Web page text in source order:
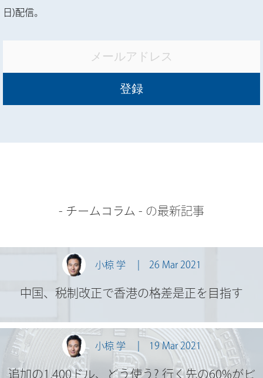
日)配信。
- チームコラム - の最新記事
小椋 学 26 Mar 2021
中国、税制改正で香港の格差是正を目指す
小椋 学 19 Mar 2021
追加の1,400ドル、どう使う? 行く先の60%がビ